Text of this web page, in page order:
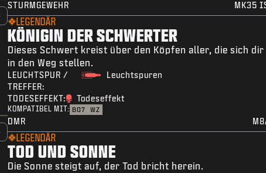
STURMGEWEHR MK35
LEGENDÄR
KÖNIGIN DER SCHWERTER
Dieses Schwert kreist über den Köpfen aller, die sich dir
in den Weg stellen.
LEUCHTSPUR /
TREFFER:
Leuchtspuren
TODESEFFEKT: Todeseffekt
KOMPATIBEL MIT: BO7 WZ
DMR
LEGENDÄR
TOD UND SONNE
Die Sonne steigt auf, der Tod bricht herein.